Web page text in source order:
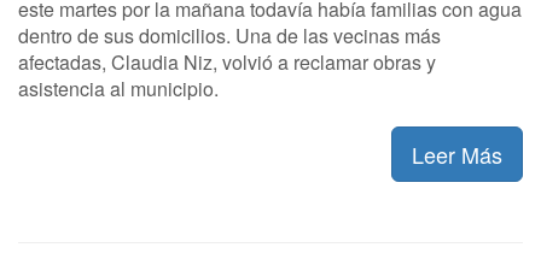
este martes por la mañana todavía había familias con agua
dentro de sus domicilios. Una de las vecinas más
afectadas, Claudia Niz, volvió a reclamar obras y
asistencia al municipio.
Leer Más